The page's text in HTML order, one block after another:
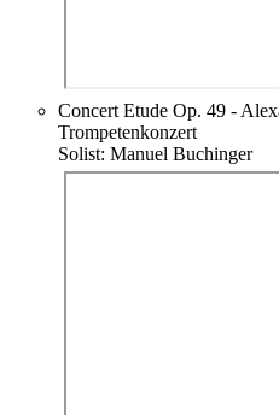
Concert Etude Op. 49 -
Trompetenkonzert
Solist: Manuel Buchinger